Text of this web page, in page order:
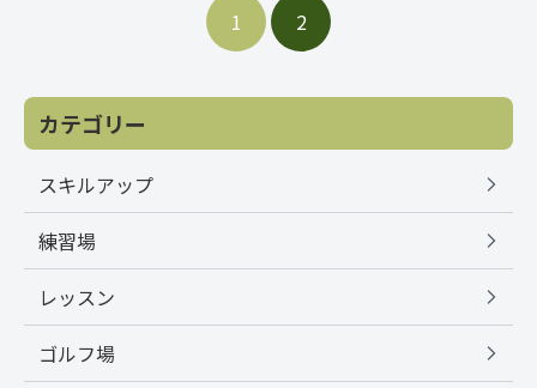
1 2
カテゴリー
スキルアップ
練習場
レッスン
ゴルフ場